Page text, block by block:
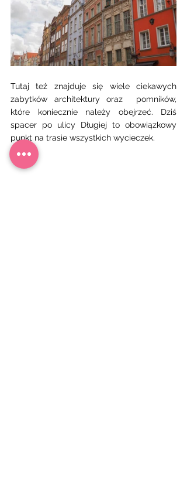
Tutaj też znajduje się wiele ciekawych
zabytków architektury oraz  pomników,
które koniecznie należy obejrzeć. Dziś
spacer po ulicy Długiej to obowiązkowy
punkt na trasie wszystkich wycieczek.